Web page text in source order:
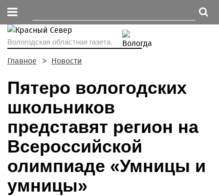
Вологодская областная газета.
Главное Новости
Пятеро вологодских
школьников
представят регион на
Всероссийской
олимпиаде «Умницы и
умницы»